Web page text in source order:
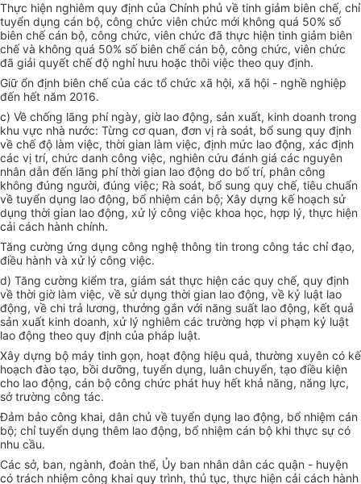
Thực hiện nghiêm quy định của Chính phủ về tinh giảm biên chế, chỉ
tuyển dụng cán bộ, công chức viên chức mới không quá 50% số
biên chế cán bộ, công chức, viên chức đã thực hiện tinh giảm biên
chế và không quá 50% số biên chế cán bộ, công chức, viên chức
đã giải quyết chế độ nghỉ hưu hoặc thôi việc theo quy định.
Giữ ổn định biên chế của các tổ chức xã hội, xã hội - nghề nghiệp
đến hết năm 2016.
c) Về chống lãng phí ngày, giờ lao động, sản xuất, kinh doanh trong
khu vực nhà nước: Từng cơ quan, đơn vị rà soát, bổ sung quy định
về chế độ làm việc, thời gian làm việc, định mức lao động, xác định
các vị trí, chức danh công việc, nghiên cứu đánh giá các nguyên
nhân dẫn đến lãng phí thời gian lao động do bố trí, phân công
không đúng người, đúng việc; Rà soát, bổ sung quy chế, tiêu chuẩn
về tuyển dụng lao động, bổ nhiệm cán bộ; Xây dựng kế hoạch sử
dụng thời gian lao động, xử lý công việc khoa học, hợp lý, thực hiện
cải cách hành chính.
Tăng cường ứng dụng công nghệ thông tin trong công tác chỉ đạo,
điều hành và xử lý công việc.
d) Tăng cường kiểm tra, giám sát thực hiện các quy chế, quy định
về thời giờ làm việc, về sử dụng thời gian lao động, về kỷ luật lao
động, về chi trả lương, thưởng gắn với năng suất lao động, kết quả
sản xuất kinh doanh, xử lý nghiêm các trường hợp vi phạm kỷ luật
lao động theo quy định của pháp luật.
Xây dựng bộ máy tinh gọn, hoạt động hiệu quả, thường xuyên có kế
hoạch đào tạo, bồi dưỡng, tuyển dụng, luân chuyển, tạo điều kiện
cho lao động, cán bộ công chức phát huy hết khả năng, năng lực,
sở trường công tác.
Đảm bảo công khai, dân chủ về tuyển dụng lao động, bổ nhiệm cán
bộ; chỉ tuyển dụng thêm lao động, bổ nhiệm cán bộ khi thực sự có
nhu cầu.
Các sở, ban, ngành, đoàn thể, Ủy ban nhân dân các quận - huyện
có trách nhiệm công khai quy trình, thủ tục, thực hiện cải cách hành